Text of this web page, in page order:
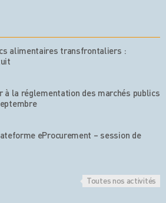
alimentaires transfrontaliers :
à la réglementation des marchés publics
eProcurement – session de
Toutes nos activités